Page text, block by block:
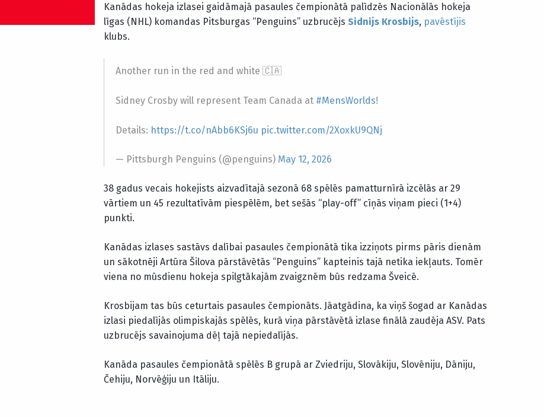
Kanādas hokeja izlasei gaidāmajā pasaules čempionātā palīdzēs Nacionālās hokeja
līgas (NHL) komandas Pitsburgas “Penguins” uzbrucējs Sidnijs Krosbijs, pavēstījis
klubs.
Another run in the red and white 🇨🇦
Sidney Crosby will represent Team Canada at #MensWorlds!
Details: https://t.co/nAbb6KSj6u pic.twitter.com/2XoxkU9QNj
— Pittsburgh Penguins (@penguins) May 12, 2026
38 gadus vecais hokejists aizvadītajā sezonā 68 spēlēs pamatturnīrā izcēlās ar 29
vārtiem un 45 rezultatīvām piespēlēm, bet sešās “play-off” cīņās viņam pieci (1+4)
punkti.
Kanādas izlases sastāvs dalībai pasaules čempionātā tika izziņots pirms pāris dienām
un sākotnēji Artūra Šilova pārstāvētās “Penguins” kapteinis tajā netika iekļauts. Tomēr
viena no mūsdienu hokeja spilgtākajām zvaigznēm būs redzama Šveicē.
Krosbijam tas būs ceturtais pasaules čempionāts. Jāatgādina, ka viņš šogad ar Kanādas
izlasi piedalījās olimpiskajās spēlēs, kurā viņa pārstāvētā izlase finālā zaudēja ASV. Pats
uzbrucējs savainojuma dēļ tajā nepiedalījās.
Kanāda pasaules čempionātā spēlēs B grupā ar Zviedriju, Slovākiju, Slovēniju, Dāniju,
Čehiju, Norvēģiju un Itāliju.